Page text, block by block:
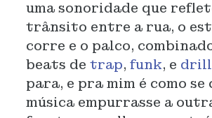
uma sonoridade que
trânsito entre a rua, o
corre e o palco,
beats de trap, funk, e drill
para, e pra mim é como se
música empurrasse a